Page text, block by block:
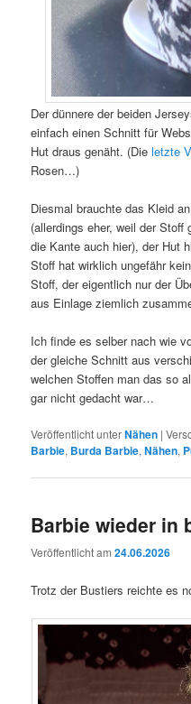
Der dünnere der beiden
einfach einen Schnitt für
Hut draus genäht. (Dieletzte
Rosen…)
Diesmal brauchte das Kleid
(allerdings eher, weil der
die Kante auch hier), der Hut
Stoff hat wirklich ungefähr
Stoff, der eigentlich nur der
aus Einlage ziemlich
Ich finde es selber nach wie
der gleiche Schnitt aus
welchen Stoffen man das so
gar nicht gedacht war…
Veröffentlicht unterNähen |
Barbie, Burda Barbie,Nähen,
Barbie wieder in
Veröffentlicht am24.06.2026
Trotz der Bustiers reichte es